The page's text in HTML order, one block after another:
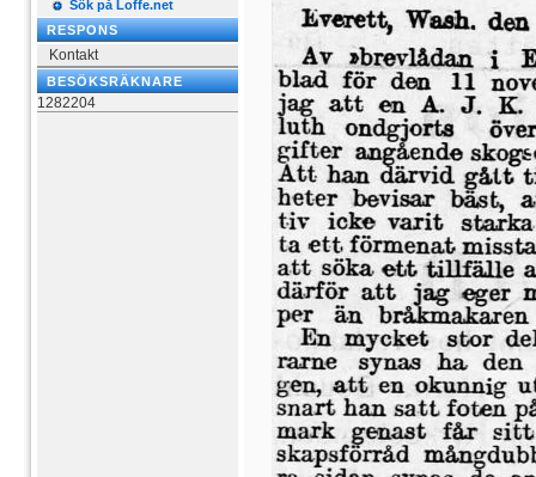
Sök på Loffe.net
RESPONS
Kontakt
BESÖKSRÄKNARE
1282204